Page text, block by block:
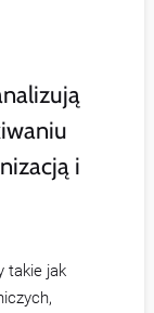
i
takie jak